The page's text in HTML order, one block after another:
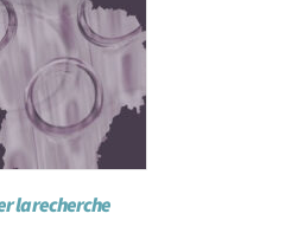
la recherche